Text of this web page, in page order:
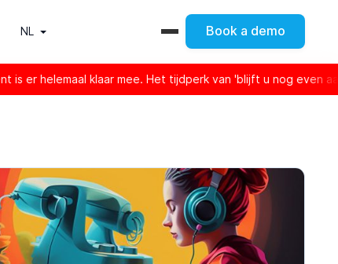
NL Book a demo
er helemaal klaar mee. Het tijdperk van 'blijft u nog even aan